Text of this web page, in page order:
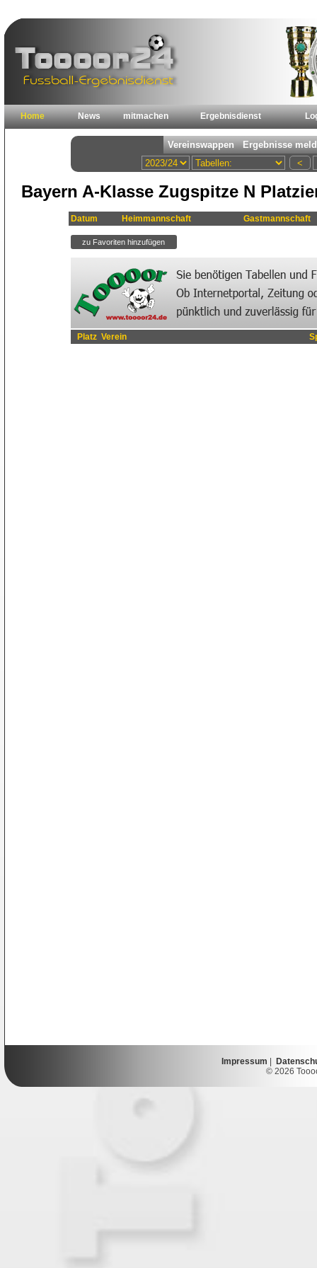
Home News mitmachen Ergebnisdienst
Bayern A-Klasse Zugspitze N
Datum Heimmannschaft Gastmannschaft
Platz Verein
Impressum
© 2026